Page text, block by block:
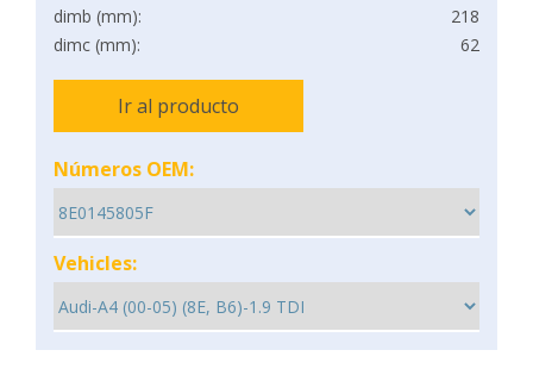
dimb (mm):
218
dimc (mm):
62
Ir al producto
Números OEM:
Vehicles: